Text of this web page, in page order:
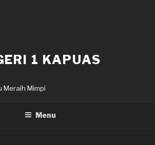
1 KAPUAS
Meraih Mimpi
Menu